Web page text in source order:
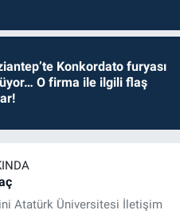
Konkordato furyası
O firma ile ilgili flaş
Atatürk Üniversitesi İletişim